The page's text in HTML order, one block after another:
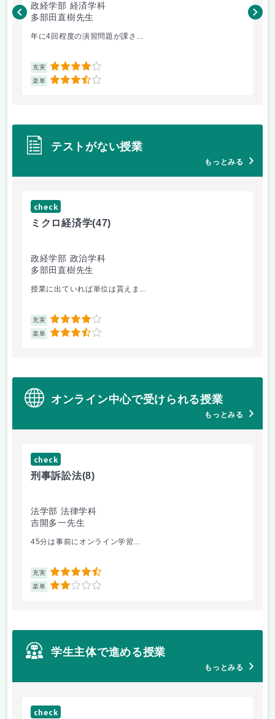
政経学部 経済学科
多部田直樹先生
年に4回程度の演習問題が課さ...
充実 4
楽単 3.5
多
テストがない授業
もっとみる
check
ミクロ経済学(47)
政経学部 政治学科
多部田直樹先生
授業に出ていれば単位は貰えま...
充実 4
楽単 3.5
オンライン中心で受けられる授業
もっとみる
check
刑事訴訟法(8)
法学部 法律学科
吉開多一先生
45分は事前にオンライン学習...
充実 4.5
楽単 2
学生主体で進める授業
もっとみる
check